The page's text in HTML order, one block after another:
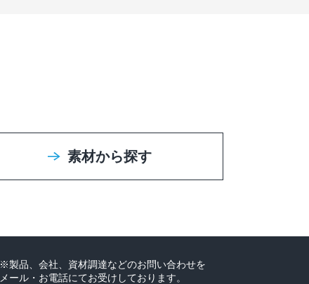
素材から探す
※製品、会社、資材調達などのお問い合わせを
メール・お電話にてお受けしております。